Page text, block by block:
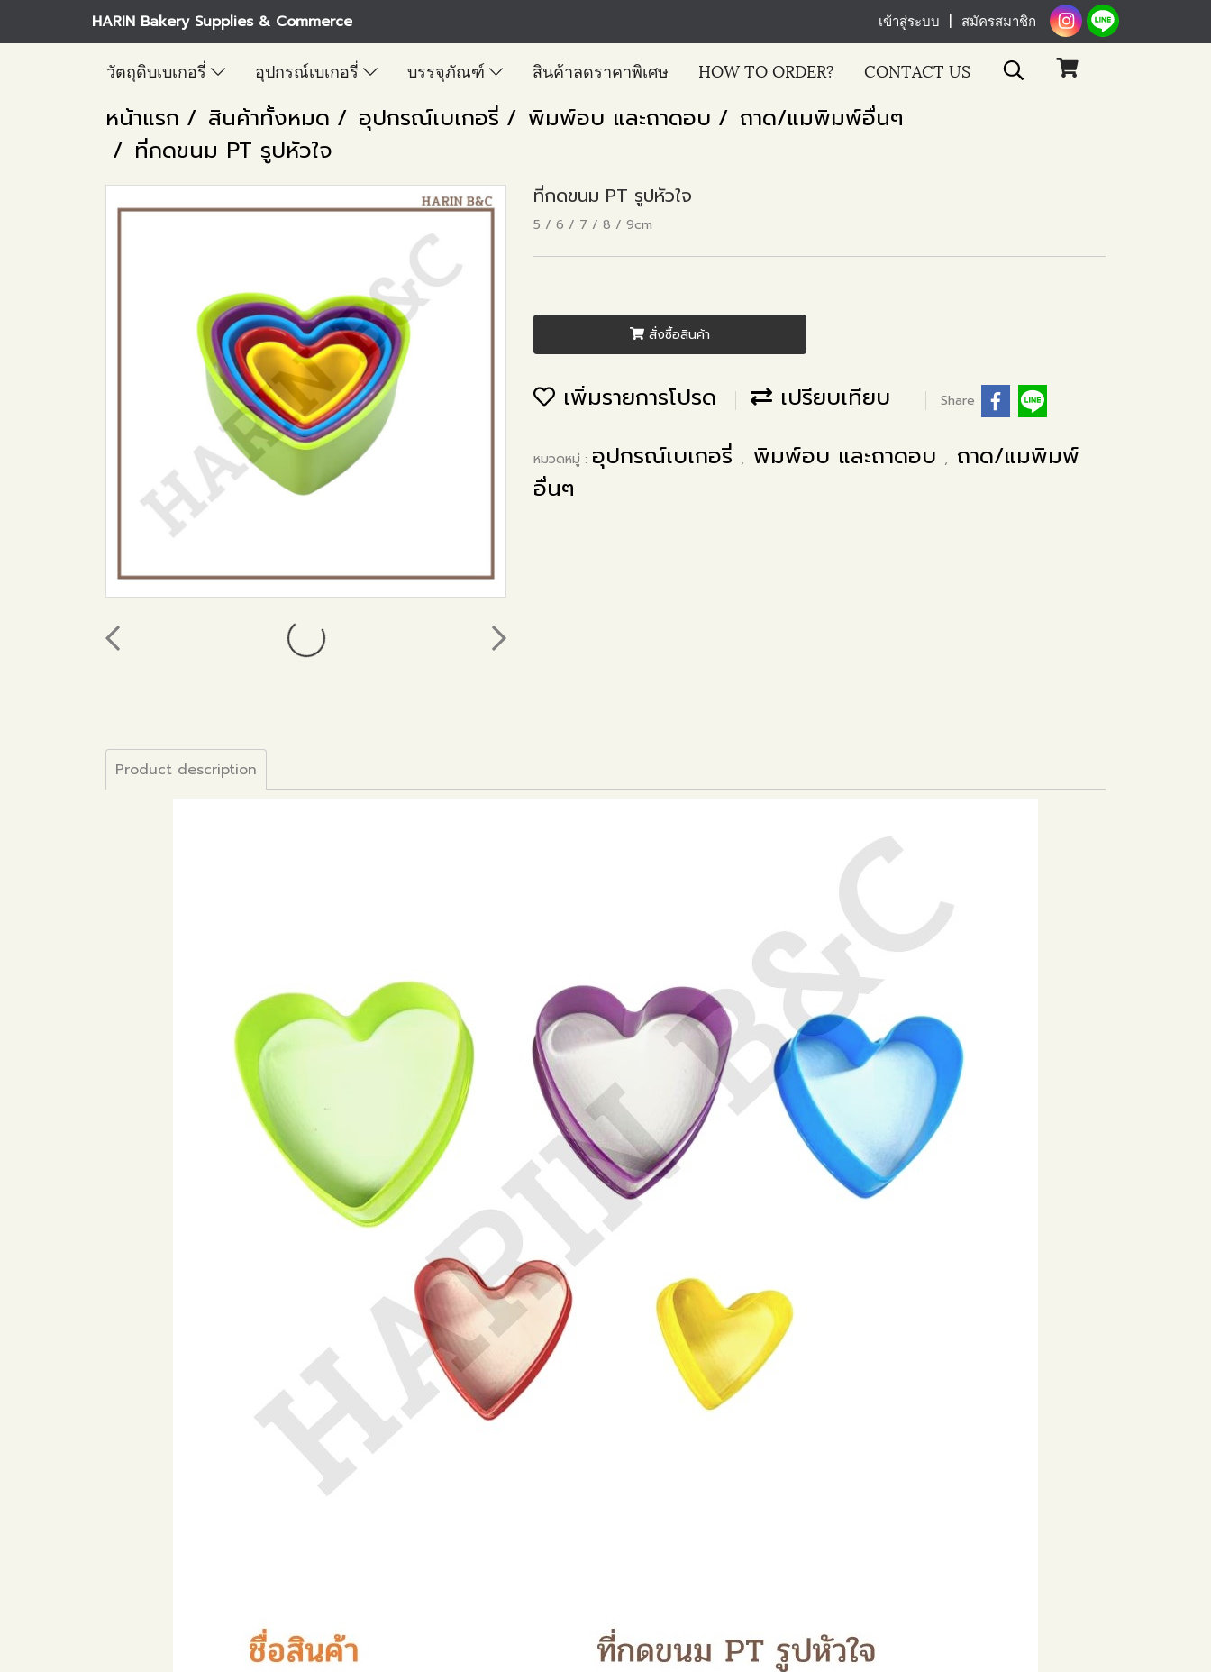
HARIN Bakery Supplies & Commerce เข้าสู่ระบบ สมัครสมาชิก
วัตถุดิบเบเกอรี่ อุปกรณ์เบเกอรี่ บรรจุภัณฑ์ สินค้าลดราคาพิเศษ HOW TO ORDER? CONTACT US
หน้าแรก สินค้าทั้งหมด อุปกรณ์เบเกอรี่ พิมพ์อบ และถาดอบ
ถาด/แมพิมพ์อื่นๆ
ที่กดขนม PT รูปหัวใจ
ที่กดขนม PT รูปหัวใจ
5 / 6 / 7 / 8 / 9cm
สั่งซื้อสินค้า
เพิ่มรายการโปรด เปรียบเทียบ Share
หมวดหมู่ : อุปกรณ์เบเกอรี่ , พิมพ์อบ และถาดอบ , ถาด/แมพิมพ์
อื่นๆ
Product description